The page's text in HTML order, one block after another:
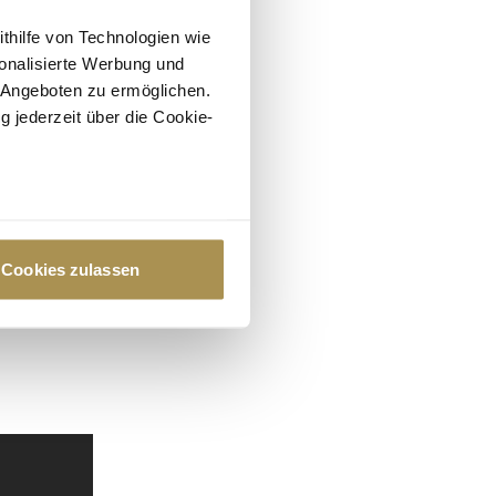
von Technologien wie
Werbung und
zu ermöglichen.
jederzeit über die Cookie-
Präferenzen im
Cookies zulassen